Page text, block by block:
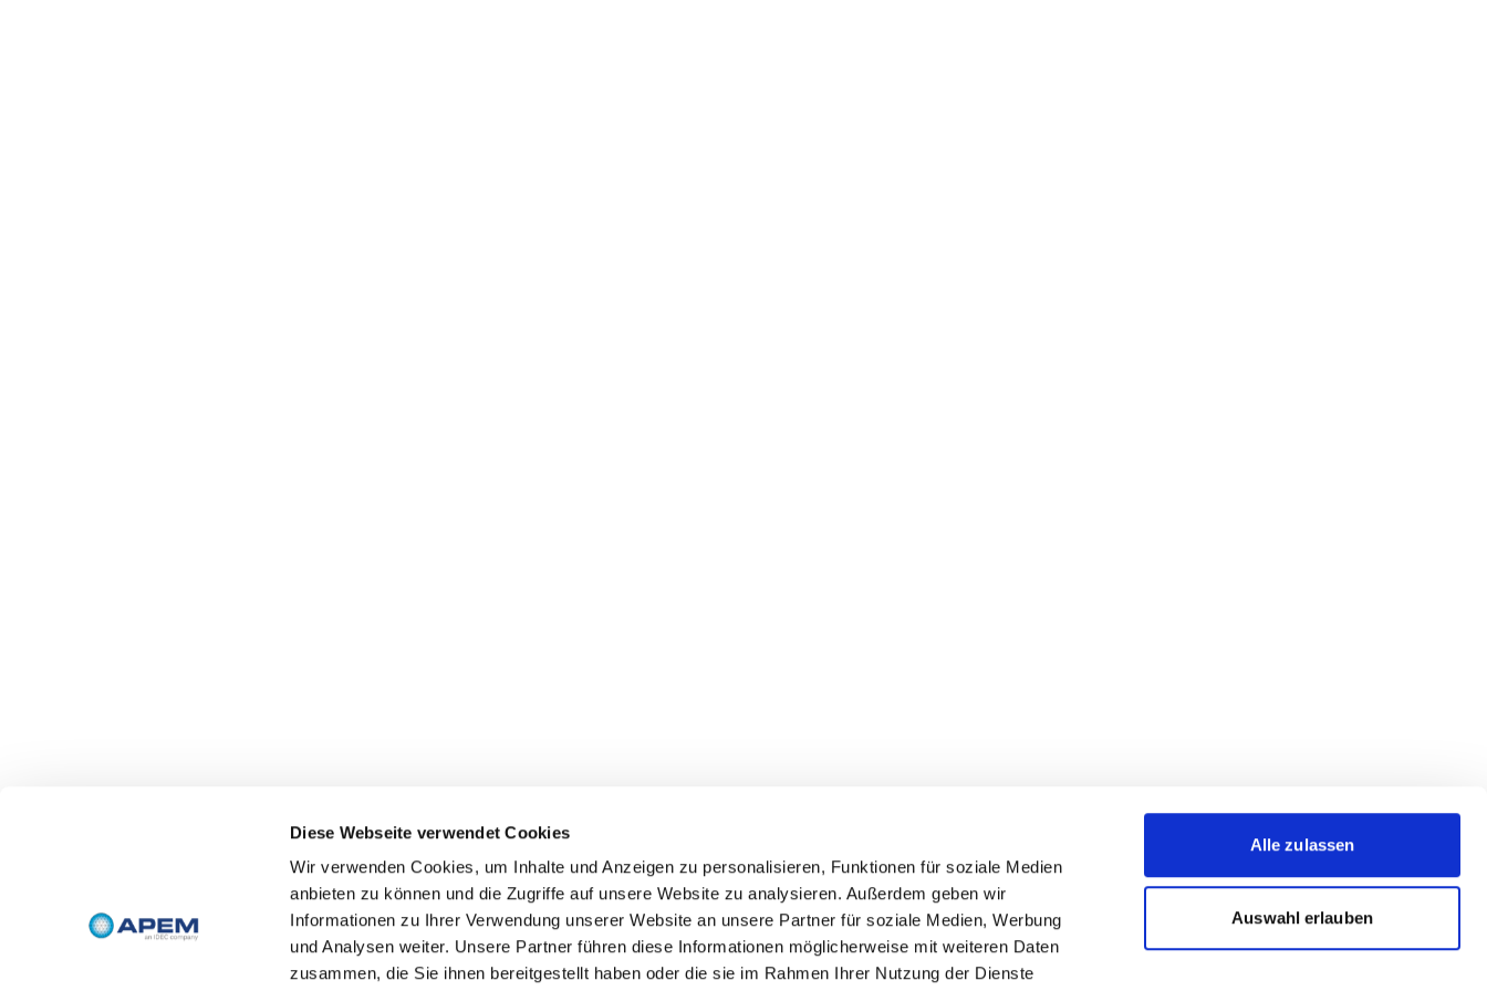
Diese Webseite verwendet Cookies
Wir verwenden Cookies, um Inhalte und Anzeigen zu personalisieren, Funktionen für soziale Medien
anbieten zu können und die Zugriffe auf unsere Website zu analysieren. Außerdem geben wir
Informationen zu Ihrer Verwendung unserer Website an unsere Partner für soziale Medien, Werbung
und Analysen weiter. Unsere Partner führen diese Informationen möglicherweise mit weiteren Daten
zusammen, die Sie ihnen bereitgestellt haben oder die sie im Rahmen Ihrer Nutzung der Dienste
Alle zulassen
Auswahl erlauben